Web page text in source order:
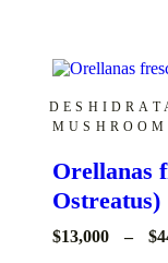
MUSHROOM
Orellanas
Ostreatus)
$13,000 – $